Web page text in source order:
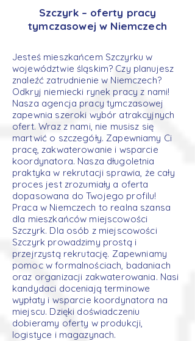
Szczyrk – oferty pracy
tymczasowej w Niemczech
Jesteś mieszkańcem Szczyrku w
województwie śląskim? Czy planujesz
znaleźć zatrudnienie w Niemczech?
Odkryj niemiecki rynek pracy z nami!
Nasza agencja pracy tymczasowej
zapewnia szeroki wybór atrakcyjnych
ofert. Wraz z nami, nie musisz się
martwić o szczegóły. Zapewniamy Ci
pracę, zakwaterowanie i wsparcie
koordynatora. Nasza długoletnia
praktyka w rekrutacji sprawia, że cały
proces jest zrozumiały a oferta
dopasowana do Twojego profilu!
Praca w Niemczech to realna szansa
dla mieszkańców miejscowości
Szczyrk. Dla osób z miejscowości
Szczyrk prowadzimy prostą i
przejrzystą rekrutację. Zapewniamy
pomoc w formalnościach, badaniach
oraz organizacji zakwaterowania. Nasi
kandydaci doceniają terminowe
wypłaty i wsparcie koordynatora na
miejscu. Dzięki doświadczeniu
dobieramy oferty w produkcji,
logistyce i magazynach.